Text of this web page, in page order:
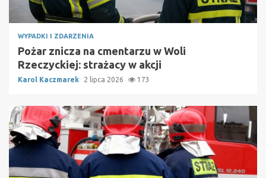
WYPADKI I ZDARZENIA
Pożar znicza na cmentarzu w Woli
Rzeczyckiej: strażacy w akcji
Karol Kaczmarek 2 lipca 2026 173